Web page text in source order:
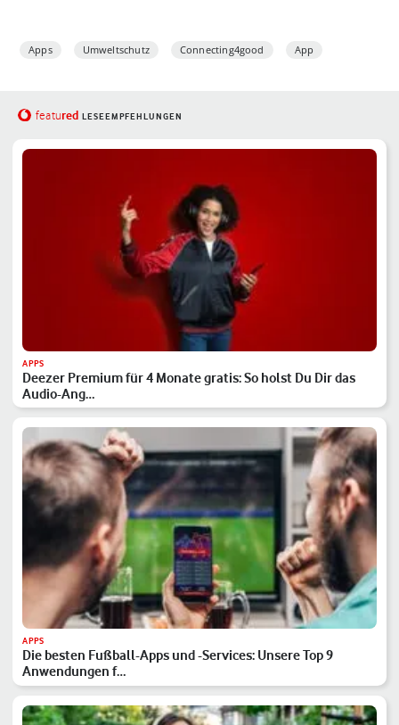
Apps Umweltschutz Connecting4good App
featured LESEEMPFEHLUNGEN
APPS
Deezer Premium für 4 Monate gratis: So holst Du Dir das
Audio-Ang…
APPS
Die besten Fußball-Apps und -Services: Unsere Top 9
Anwendungen f…